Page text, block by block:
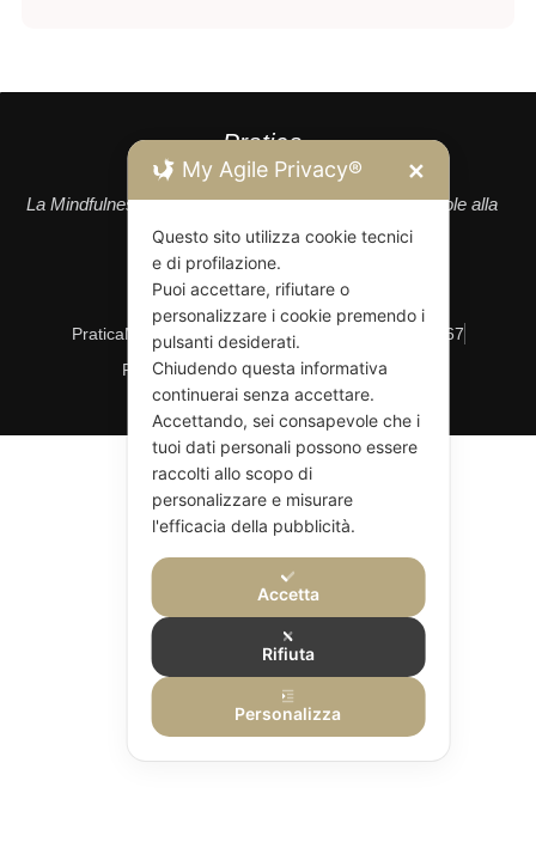
Pratica
Mindfulness
La Mindfulness come approccio filosofico e consapevole alla
vita
PraticaMindfulness © 2026Partita IVA 10416320967
Privacy PolicyCookie PolicyConsenso
My Agile Privacy® ✕
Questo sito utilizza cookie tecnici
e di profilazione.
Puoi accettare, rifiutare o
personalizzare i cookie premendo i
pulsanti desiderati.
Chiudendo questa informativa
continuerai senza accettare.
Accettando, sei consapevole che i
tuoi dati personali possono essere
raccolti allo scopo di
personalizzare e misurare
l'efficacia della pubblicità.
Accetta
Rifiuta
Personalizza